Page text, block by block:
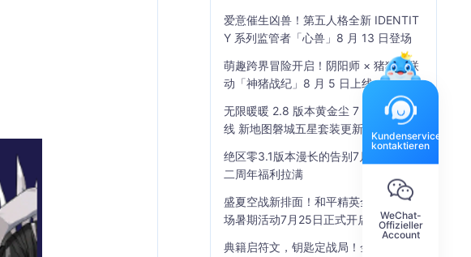
爱意催生凶兽！第五人格全新 IDENTIT
Y 系列监管者「心兽」8 月 13 日登场
萌趣跨界冒险开启！阴阳师 × 猪猪侠联
动「神猪战纪」8 月 5 日上线
无限暖暖 2.8 版本黄金尘 7 月 17 日上
线 新地图磐城五星套装更新
绝区零3.1版本漫长的告别7月29日上线
二周年福利拉满
盛夏空战新排面！和平精英全新精英战
场暑期活动7月25日正式开启
典籍启符文，钥匙定战局！金铲铲之战
Kundenservice
kontaktieren
WeChat-
Offizieller
Account